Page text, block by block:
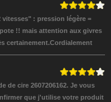
: pression légère =
!! mais attention aux givres
certainement.Cordialement
de cire 2607206162. Je vous
que j'utilise votre produit